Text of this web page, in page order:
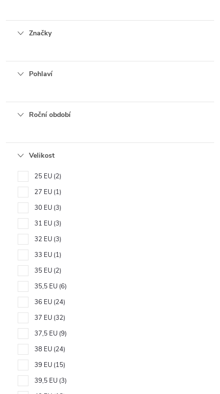
Značky
Pohlaví
Roční období
Velikost
25 EU 2
27 EU 1
30 EU 3
31 EU 3
32 EU 3
33 EU 1
35 EU 2
35,5 EU 6
36 EU 24
37 EU 32
37,5 EU 9
38 EU 24
39 EU 15
39,5 EU 3